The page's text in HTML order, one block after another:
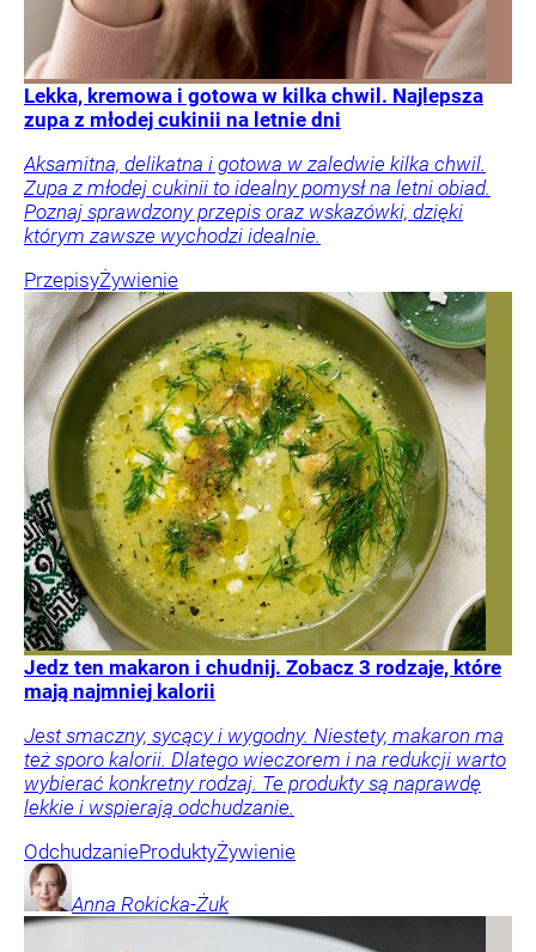
Lekka, kremowa i gotowa w kilka chwil. Najlepsza
zupa z młodej cukinii na letnie dni
Aksamitna, delikatna i gotowa w zaledwie kilka chwil.
Zupa z młodej cukinii to idealny pomysł na letni obiad.
Poznaj sprawdzony przepis oraz wskazówki, dzięki
którym zawsze wychodzi idealnie.
PrzepisyŻywienie
Jedz ten makaron i chudnij. Zobacz 3 rodzaje, które
mają najmniej kalorii
Jest smaczny, sycący i wygodny. Niestety, makaron ma
też sporo kalorii. Dlatego wieczorem i na redukcji warto
wybierać konkretny rodzaj. Te produkty są naprawdę
lekkie i wspierają odchudzanie.
OdchudzanieProduktyŻywienie
Anna Rokicka-Żuk